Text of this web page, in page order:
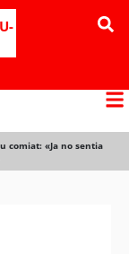
comiat: «Ja no sentia